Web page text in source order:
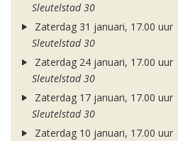
Sleutelstad 30
Zaterdag 31 januari, 17.00 uur
Sleutelstad 30
Zaterdag 24 januari, 17.00 uur
Sleutelstad 30
Zaterdag 17 januari, 17.00 uur
Sleutelstad 30
Zaterdag 10 januari, 17.00 uur